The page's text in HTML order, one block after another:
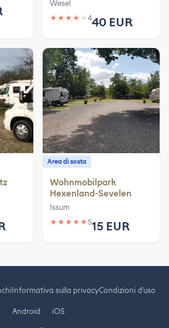
Wesel
★ ★ ★ ★ ★ 440 EUR
Area di sosta
Wohnmobilpark
Hexenland-Sevelen
Issum
★ ★ ★ ★ ★515 EUR
Informativa sulla privacyCondizioni d'uso
Android iOS